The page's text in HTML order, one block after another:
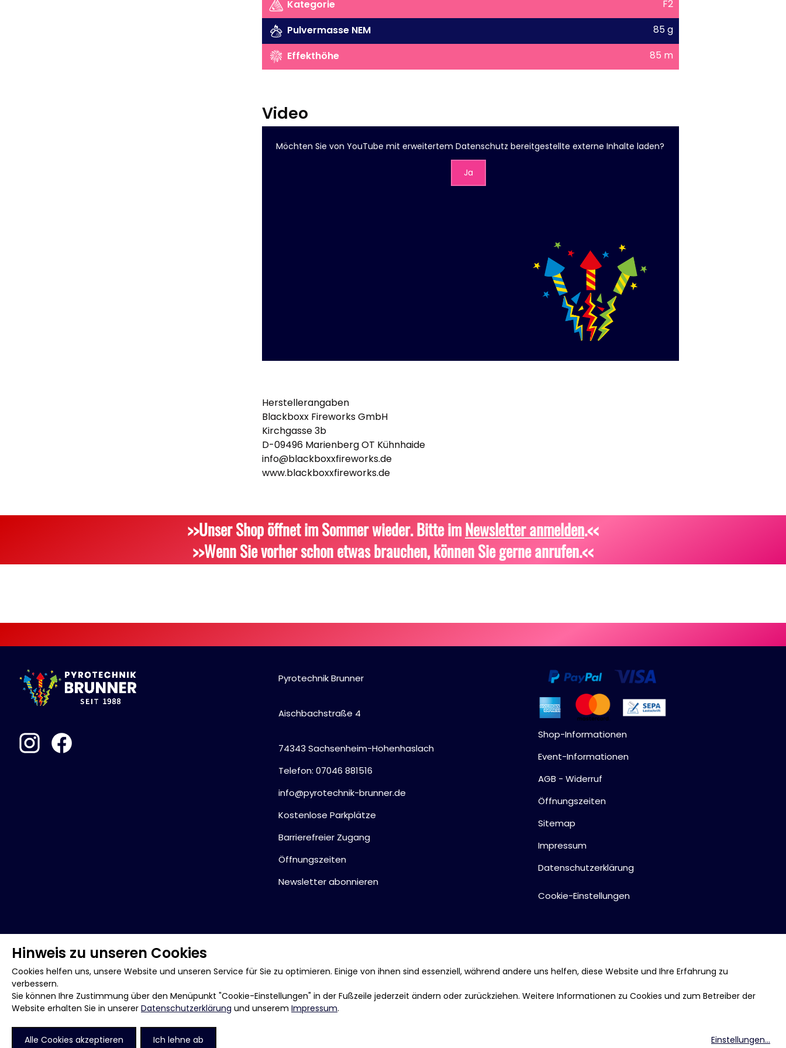
Kategorie
F2
Pulvermasse NEM
85 g
Effekthöhe
85 m
Video
Möchten Sie vonYouTube mit erweitertem Datenschutz bereitgestellte externe Inhalte laden?
Ja
Herstellerangaben
Blackboxx Fireworks GmbH
Kirchgasse 3b
D-09496 Marienberg OT Kühnhaide
info@blackboxxfireworks.de
www.blackboxxfireworks.de
>>Unser Shop öffnet im Sommer wieder. Bitte imNewsletter anmelden.<<
>>Wenn Sie vorher schon etwas brauchen, können Sie gerne anrufen.<<
Pyrotechnik Brunner
Aischbachstraße 4
74343 Sachsenheim-Hohenhaslach
Telefon: 07046 881516
info@pyrotechnik-brunner.de
Kostenlose Parkplätze
Barrierefreier Zugang
Öffnungszeiten
Newsletter abonnieren
Shop-Informationen
Event-Informationen
AGB - Widerruf
Öffnungszeiten
Sitemap
Impressum
Datenschutzerklärung
Cookie-Einstellungen
Hinweis zu unseren Cookies
Cookies helfen uns, unsere Website und unseren Service für Sie zu optimieren. Einige von ihnen sind essenziell, während andere uns helfen, diese Website und Ihre Erfahrung zu
verbessern.
Sie können Ihre Zustimmung über den Menüpunkt "Cookie-Einstellungen" in der Fußzeile jederzeit ändern oder zurückziehen. Weitere Informationen zu Cookies und zum Betreiber der
Website erhalten Sie in unserer Datenschutzerklärung und unserem Impressum.
Einstellungen...
Ich lehne ab
Alle Cookies akzeptieren